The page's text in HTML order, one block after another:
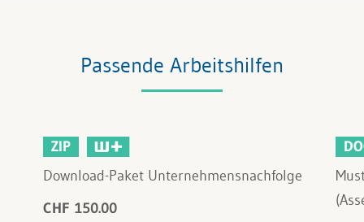
Passende Arbeitshilfen
ZIP
Download-Paket Unternehmensnachfolge
CHF 150.00